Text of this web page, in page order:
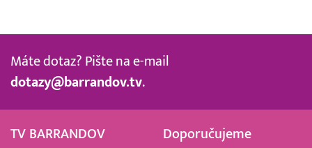
Máte dotaz? Pište na e-mail
dotazy@barrandov.tv.
TV BARRANDOV Doporučujeme